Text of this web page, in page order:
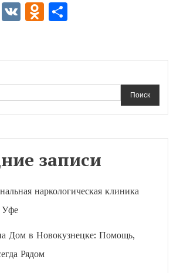
Telegram
VK Odnoklassniki
Поиск
записи
наркологическая клиника
Дом в Новокузнецке: Помощь,
Рядом